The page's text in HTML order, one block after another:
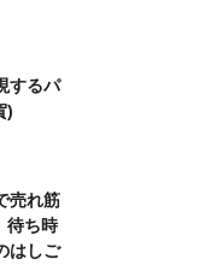
するパ
)
売れ筋
待ち時
はしご